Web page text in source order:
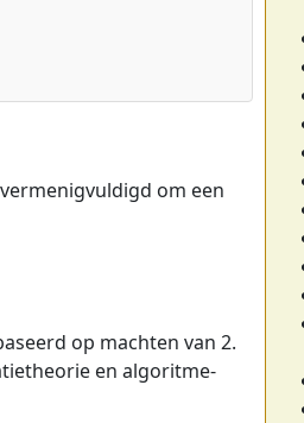
om een
op machten van 2.
en algoritme-